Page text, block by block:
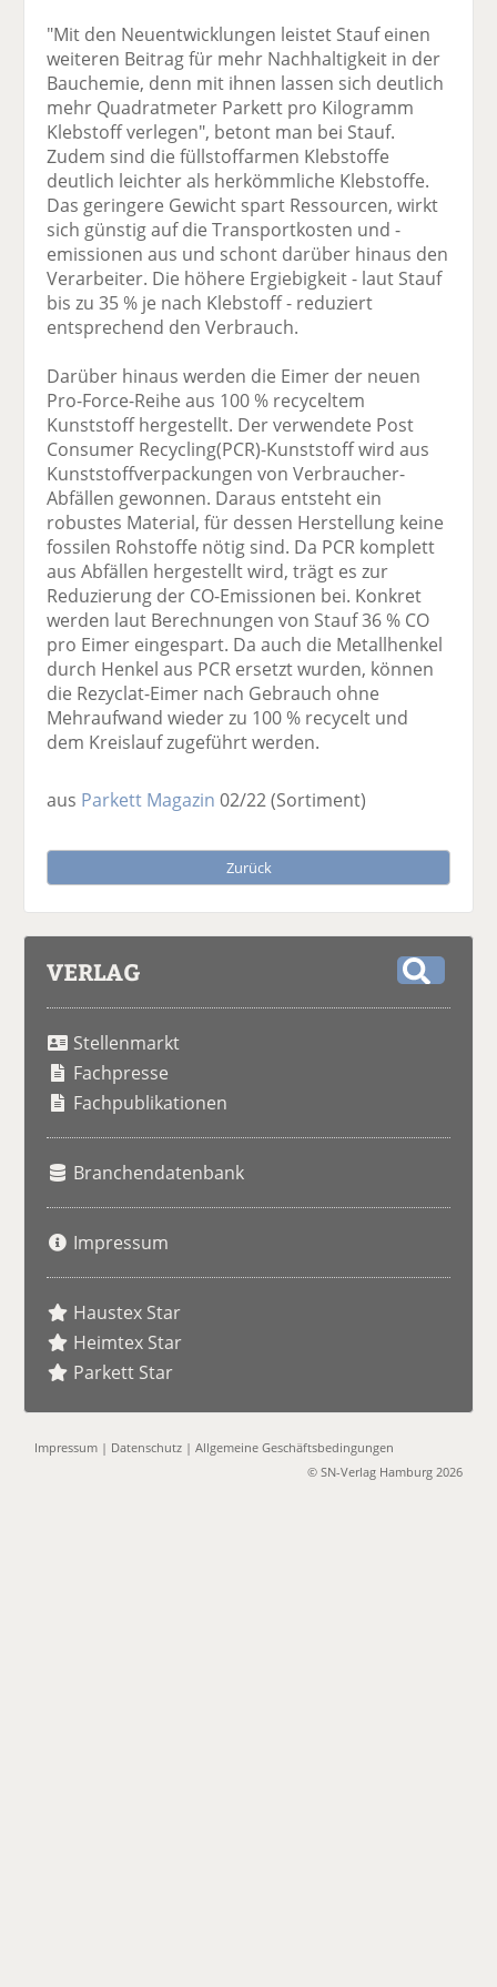
"Mit den Neuentwicklungen leistet Stauf einen
weiteren Beitrag für mehr Nachhaltigkeit in der
Bauchemie, denn mit ihnen lassen sich deutlich
mehr Quadratmeter Parkett pro Kilogramm
Klebstoff verlegen", betont man bei Stauf.
Zudem sind die füllstoffarmen Klebstoffe
deutlich leichter als herkömmliche Klebstoffe.
Das geringere Gewicht spart Ressourcen, wirkt
sich günstig auf die Transportkosten und -
emissionen aus und schont darüber hinaus den
Verarbeiter. Die höhere Ergiebigkeit - laut Stauf
bis zu 35 % je nach Klebstoff - reduziert
entsprechend den Verbrauch.
Darüber hinaus werden die Eimer der neuen
Pro-Force-Reihe aus 100 % recyceltem
Kunststoff hergestellt. Der verwendete Post
Consumer Recycling(PCR)-Kunststoff wird aus
Kunststoffverpackungen von Verbraucher-
Abfällen gewonnen. Daraus entsteht ein
robustes Material, für dessen Herstellung keine
fossilen Rohstoffe nötig sind. Da PCR komplett
aus Abfällen hergestellt wird, trägt es zur
Reduzierung der CO-Emissionen bei. Konkret
werden laut Berechnungen von Stauf 36 % CO
pro Eimer eingespart. Da auch die Metallhenkel
durch Henkel aus PCR ersetzt wurden, können
die Rezyclat-Eimer nach Gebrauch ohne
Mehraufwand wieder zu 100 % recycelt und
dem Kreislauf zugeführt werden.
aus Parkett Magazin 02/22(Sortiment)
Zurück
VERLAG
Stellenmarkt
Fachpresse
Fachpublikationen
Branchendatenbank
Impressum
Haustex Star
Heimtex Star
Parkett Star
Impressum | Datenschutz |Allgemeine Geschäftsbedingungen
© SN-Verlag Hamburg 2026